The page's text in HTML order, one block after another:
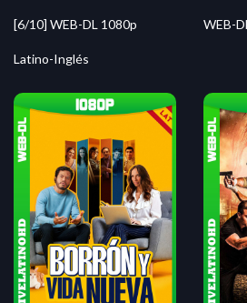
[6/10] WEB-DL 1080p
Latino-Inglés
WEB-